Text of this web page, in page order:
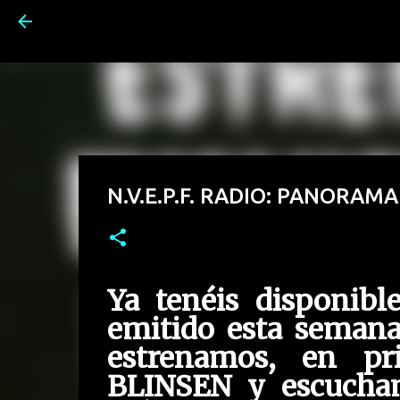
N.V.E.P.F. RADIO:
Ya tenéis
emitido esta
estrenamos, en
BLINSEN y